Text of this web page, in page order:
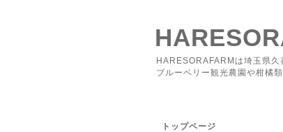
HARESORAFARMは埼玉県久
ブルーベリー観光農園や柑橘
トップページ